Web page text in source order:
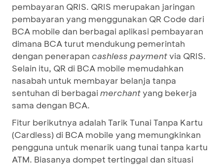
pembayaran QRIS. QRIS merupakan jaringan
pembayaran yang menggunakan QR Code dari
BCA mobile dan berbagai aplikasi pembayaran
dimana BCA turut mendukung pemerintah
dengan penerapan cashless payment via QRIS.
Selain itu, QR di BCA mobile memudahkan
nasabah untuk membayar belanja tanpa
sentuhan di berbagaimerchant yang bekerja
sama dengan BCA.
Fitur berikutnya adalah Tarik Tunai Tanpa Kartu
(Cardless) di BCA mobile yang memungkinkan
pengguna untuk menarik uang tunai tanpa kartu
ATM. Biasanya dompet tertinggal dan situasi